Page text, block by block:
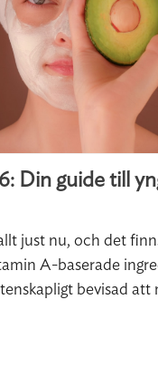
Din guide till
just nu, och det
A-baserade
bevisad att